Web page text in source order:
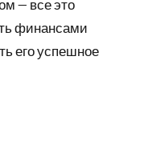
— все это
финансами
его успешное